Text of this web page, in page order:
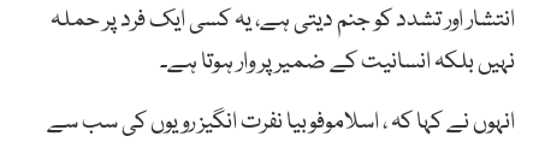
انتشار اور تشدد کو جنم دیتی ہے، یہ کسی ایک فرد پر حملہ
نہیں بلکہ انسانیت کے ضمیر پر وار ہوتا ہے۔
انہوں نے کہا کہ ، اسلاموفوبیا نفرت انگیز رویوں کی سب سے